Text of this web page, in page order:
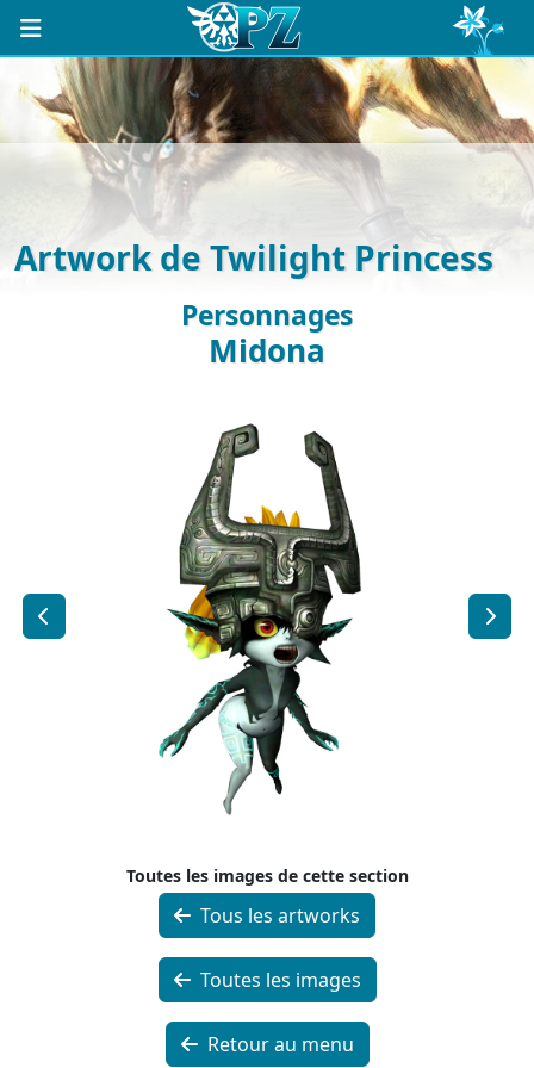
Artwork de Twilight Princess
Personnages
Midona
Toutes les images de cette section
Tous les artworks
Toutes les images
Retour au menu